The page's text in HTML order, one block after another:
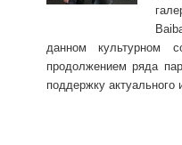
данном культурном
продолжением ряда
поддержку актуального